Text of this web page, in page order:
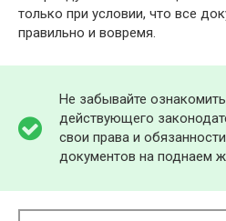
только при условии, что все
правильно и вовремя.
Не забывайте
действующего
свои права и
документов на поднаем